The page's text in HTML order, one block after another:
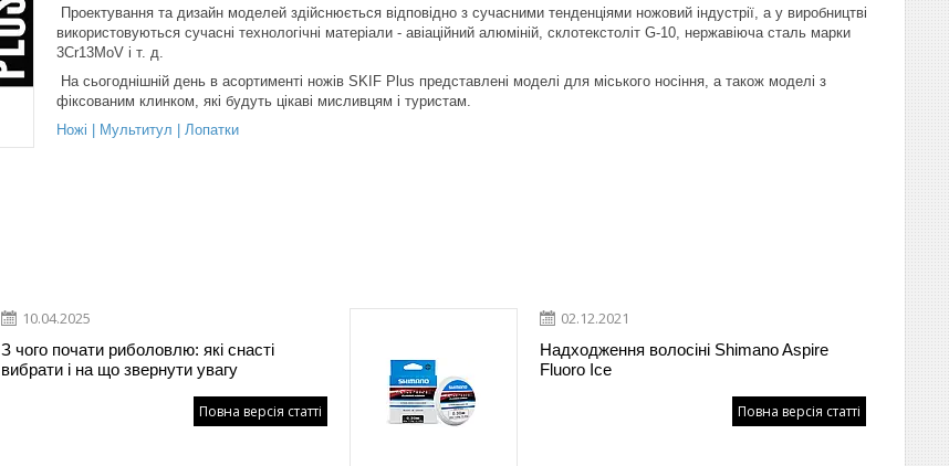
Проектування та дизайн моделей здійснюється відповідно з сучасними тенденціями ножовий індустрії, а у виробництві
використовуються сучасні технологічні матеріали - авіаційний алюміній, склотекстоліт G-10, нержавіюча сталь марки
3Cr13MoV і т. д.
На сьогоднішній день в асортименті ножів SKIF Plus представлені моделі для міського носіння, а також моделі з
фіксованим клинком, які будуть цікаві мисливцям і туристам.
Ножі | Мультитул | Лопатки
10.04.2025
З чого почати риболовлю: які снасті
вибрати і на що звернути увагу
Повна версія статті
02.12.2021
Надходження волосіні Shimano Aspire
Fluoro Ice
Повна версія статті